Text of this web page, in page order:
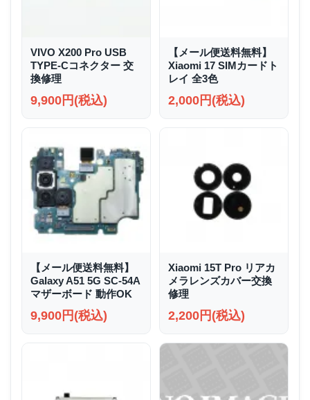
VIVO X200 Pro USB
TYPE-Cコネクター 交
換修理
9,900円(税込)
【メール便送料無料】
Xiaomi 17 SIMカードト
レイ 全3色
2,000円(税込)
【メール便送料無料】
Galaxy A51 5G SC-54A
マザーボード 動作OK
9,900円(税込)
Xiaomi 15T Pro リアカ
メラレンズカバー交換
修理
2,200円(税込)